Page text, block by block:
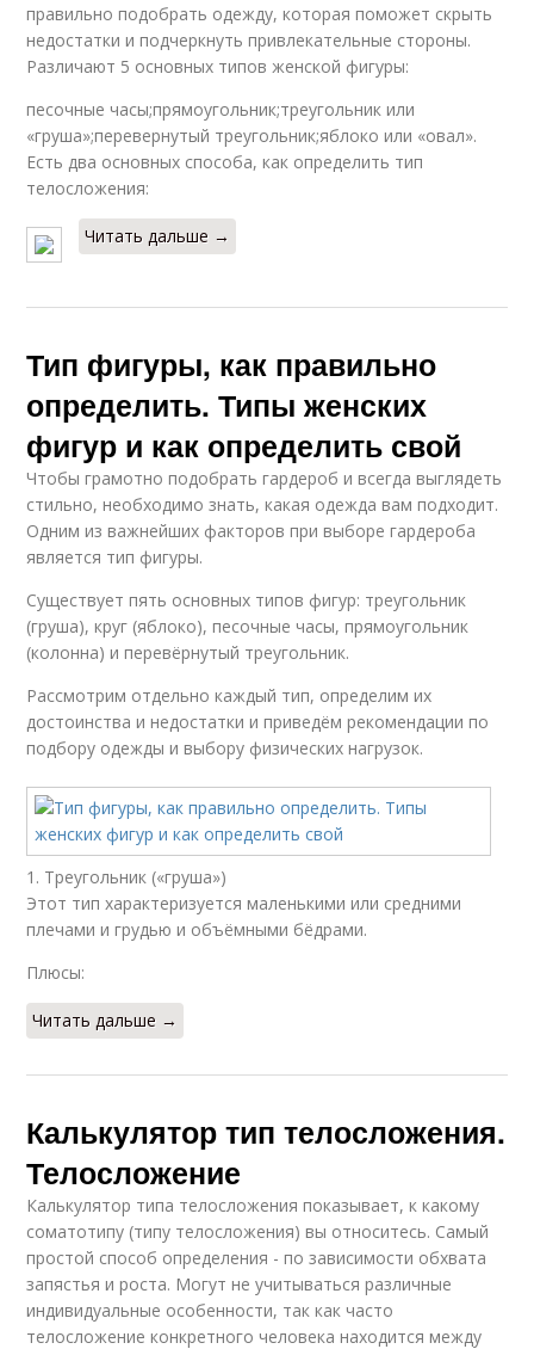
правильно подобрать одежду, которая поможет скрыть
недостатки и подчеркнуть привлекательные стороны.
Различают 5 основных типов женской фигуры:
песочные часы;прямоугольник;треугольник или
«груша»;перевернутый треугольник;яблоко или «овал».
Есть два основных способа, как определить тип
телосложения:
Читать дальше →
Тип фигуры, как правильно
определить. Типы женских
фигур и как определить свой
Чтобы грамотно подобрать гардероб и всегда выглядеть
стильно, необходимо знать, какая одежда вам подходит.
Одним из важнейших факторов при выборе гардероба
является тип фигуры.
Существует пять основных типов фигур: треугольник
(груша), круг (яблоко), песочные часы, прямоугольник
(колонна) и перевёрнутый треугольник.
Рассмотрим отдельно каждый тип, определим их
достоинства и недостатки и приведём рекомендации по
подбору одежды и выбору физических нагрузок.
1. Треугольник («груша»)
Этот тип характеризуется маленькими или средними
плечами и грудью и объёмными бёдрами.
Плюсы:
Читать дальше →
Калькулятор тип телосложения.
Телосложение
Калькулятор типа телосложения показывает, к какому
соматотипу (типу телосложения) вы относитесь. Самый
простой способ определения - по зависимости обхвата
запястья и роста. Могут не учитываться различные
индивидуальные особенности, так как часто
телосложение конкретного человека находится между